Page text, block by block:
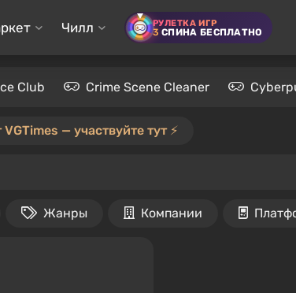
Чилл РУЛЕТКА ИГР
3 СПИНА БЕСПЛАТНО
Club Crime Scene Cleaner
— участвуйте тут ⚡️
Жанры Компании